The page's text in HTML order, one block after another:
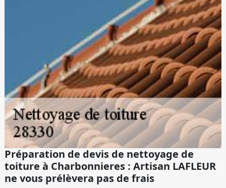
Préparation de devis de nettoyage de
toiture à Charbonnieres : Artisan LAFLEUR
ne vous prélèvera pas de frais